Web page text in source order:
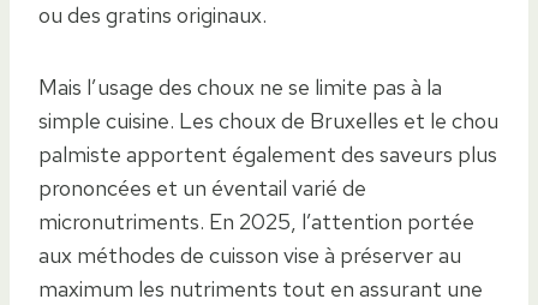
ou des gratins originaux.
Mais l’usage des choux ne se limite pas à la
simple cuisine. Les choux de Bruxelles et le chou
palmiste apportent également des saveurs plus
prononcées et un éventail varié de
micronutriments. En 2025, l’attention portée
aux méthodes de cuisson vise à préserver au
maximum les nutriments tout en assurant une